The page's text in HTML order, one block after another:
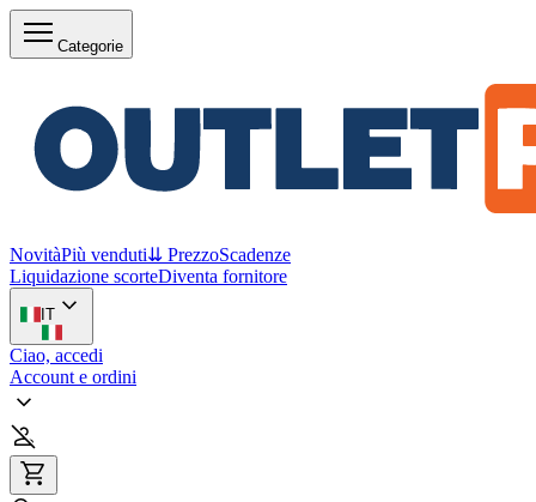
Categorie
NovitàPiù venduti⇊ PrezzoScadenze
Liquidazione scorteDiventa fornitore
IT
Ciao, accedi
Account e ordini